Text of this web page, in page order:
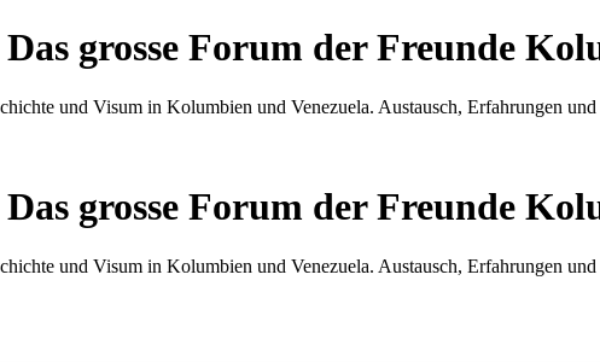
grosse Forum der Freunde
und Visum in Kolumbien und Venezuela. Austausch, Erfahrungen
grosse Forum der Freunde
und Visum in Kolumbien und Venezuela. Austausch, Erfahrungen